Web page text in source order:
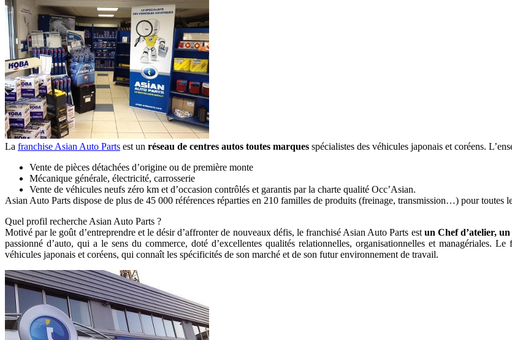
La franchise Asian Auto Parts est un réseau de centres autos toutes marques spécialistes des véhicules japonais et coréens.
Vente de pièces détachées d’origine ou de première monte
Mécanique générale, électricité, carrosserie
Vente de véhicules neufs zéro km et d’occasion contrôlés et garantis par la charte qualité Occ’Asian.
Asian Auto Parts dispose de plus de 45 000 références réparties en 210 familles de produits (freinage, transmission…) pour toutes
Quel profil recherche Asian Auto Parts ?
Motivé par le goût d’entreprendre et le désir d’affronter de nouveaux défis, le franchisé Asian Auto Parts est un Chef d’atelier,
passionné d’auto, qui a le sens du commerce, doté d’excellentes qualités relationnelles, organisationnelles et managériales.
véhicules japonais et coréens, qui connaît les spécificités de son marché et de son futur environnement de travail.